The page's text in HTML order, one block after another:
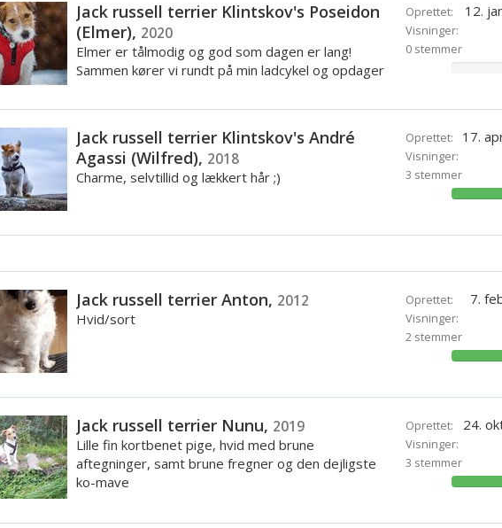
Jack russell terrier Klintskov's Poseidon
(Elmer), 2020
Elmer er tålmodig og god som dagen er lang!
Sammen kører vi rundt på min ladcykel og opdager
Oprettet: 12.
Visninger:
0 stemmer
Jack russell terrier Klintskov's André
Agassi (Wilfred), 2018
Charme, selvtillid og lækkert hår ;)
Oprettet: 17.
Visninger:
3 stemmer
Jack russell terrier Anton, 2012
Hvid/sort
Oprettet: 7.
Visninger:
2 stemmer
Jack russell terrier Nunu, 2019
Lille fin kortbenet pige, hvid med brune
aftegninger, samt brune fregner og den dejligste
ko-mave
Oprettet: 24.
Visninger:
3 stemmer